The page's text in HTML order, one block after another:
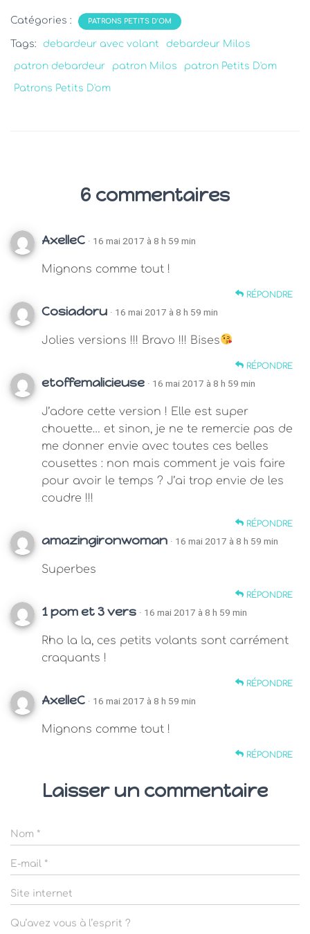
Catégories : PATRONS PETITS D'OM
Tags: debardeur avec volant debardeur Milos
patron debardeur patron Milos patron Petits D'om
Patrons Petits D'om
6 commentaires
AxelleC · 16 mai 2017 à 8 h 59 min
Mignons comme tout !
RÉPONDRE
Cosiadoru · 16 mai 2017 à 8 h 59 min
Jolies versions !!! Bravo !!! Bises
RÉPONDRE
etoffemalicieuse · 16 mai 2017 à 8 h 59 min
J’adore cette version ! Elle est super
chouette… et sinon, je ne te remercie pas de
me donner envie avec toutes ces belles
cousettes : non mais comment je vais faire
pour avoir le temps ? J’ai trop envie de les
coudre !!!
RÉPONDRE
amazingironwoman · 16 mai 2017 à 8 h 59 min
Superbes
RÉPONDRE
1 pom et 3 vers · 16 mai 2017 à 8 h 59 min
Rho la la, ces petits volants sont carrément
craquants !
RÉPONDRE
AxelleC · 16 mai 2017 à 8 h 59 min
Mignons comme tout !
RÉPONDRE
Laisser un commentaire
Nom *
E-mail *
Site internet
Qu’avez vous à l’esprit ?